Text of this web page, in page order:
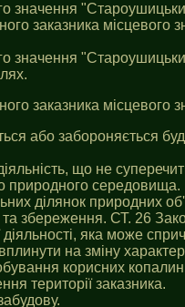
значення
заказника місцевого
значення
заказника місцевого
або забороняється
що не
природного середовища.
ділянок природних
збереження. СТ. 26
яка може
на зміну
корисних
території заказника.